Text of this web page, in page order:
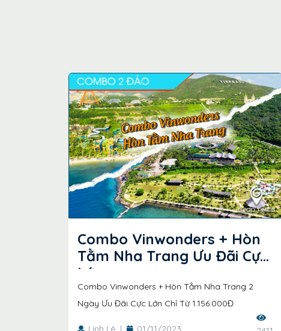
Combo Vinwonders + Hòn
Tằm Nha Trang Ưu Đãi Cực
Lớn
Combo Vinwonders + Hòn Tằm Nha Trang 2
Ngày Ưu Đãi Cực Lớn Chỉ Từ 1.156.000Đ
Linh Lê | 01/11/2023